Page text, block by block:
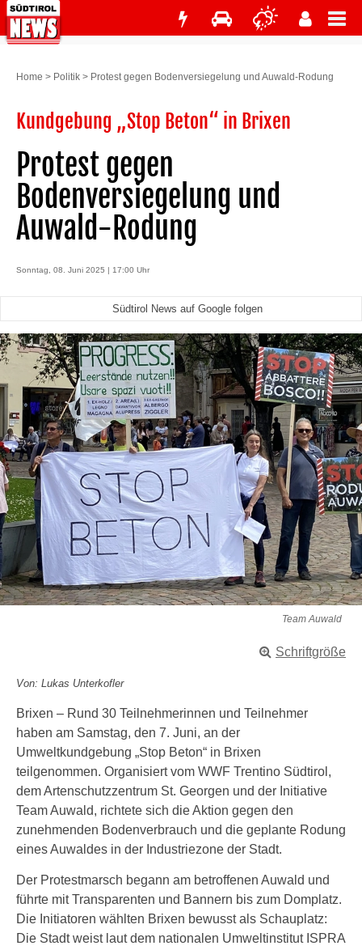
Home > Politik > Protest gegen Bodenversiegelung und Auwald-Rodung
Kundgebung „Stop Beton“ in Brixen
Protest gegen
Bodenversiegelung und
Auwald-Rodung
Sonntag, 08. Juni 2025 | 17:00 Uhr
Südtirol News auf Google folgen
Team Auwald
Schriftgröße
Von: Lukas Unterkofler
Brixen – Rund 30 Teilnehmerinnen und Teilnehmer
haben am Samstag, den 7. Juni, an der
Umweltkundgebung „Stop Beton“ in Brixen
teilgenommen. Organisiert vom WWF Trentino Südtirol,
dem Artenschutzzentrum St. Georgen und der Initiative
Team Auwald, richtete sich die Aktion gegen den
zunehmenden Bodenverbrauch und die geplante Rodung
eines Auwaldes in der Industriezone der Stadt.
Der Protestmarsch begann am betroffenen Auwald und
führte mit Transparenten und Bannern bis zum Domplatz.
Die Initiatoren wählten Brixen bewusst als Schauplatz:
Die Stadt weist laut dem nationalen Umweltinstitut ISPRA